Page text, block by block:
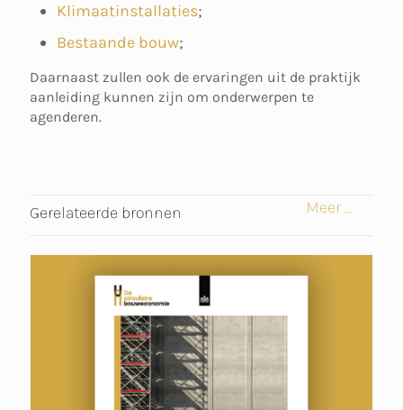
Klimaatinstallaties;
Bestaande bouw;
Daarnaast zullen ook de ervaringen uit de praktijk
aanleiding kunnen zijn om onderwerpen te
agenderen.
Gerelateerde bronnen Meer ...